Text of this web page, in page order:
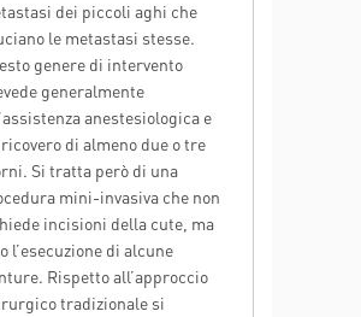
dei piccoli aghi che
le metastasi stesse.
genere di intervento
generalmente
anestesiologica e
di almeno due o tre
Si tratta però di una
mini-invasiva che non
incisioni della cute, ma
l’esecuzione di alcune
Rispetto all’approccio
tradizionale si